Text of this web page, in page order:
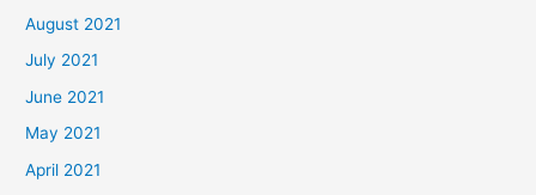
August 2021
July 2021
June 2021
May 2021
April 2021